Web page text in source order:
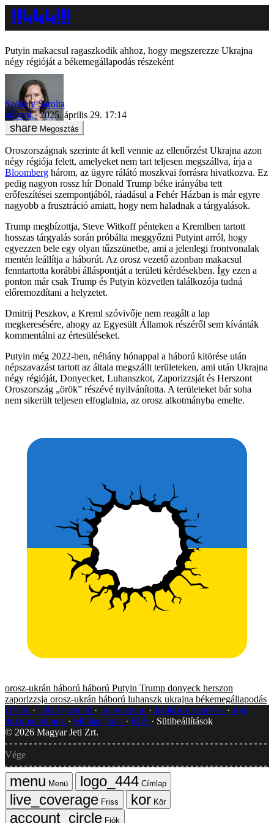
Putyin makacsul ragaszkodik ahhoz, hogy megszerezze Ukrajna
négy régióját a békemegállapodás részeként
Székely Sarolta
háború
2025. április 29. 17:14
Megosztás
Oroszországnak szerinte át kell vennie az ellenőrzést Ukrajna azon
négy régiója felett, amelyeket nem tart teljesen megszállva, írja a
Bloomberg három, az ügyre rálátó moszkvai forrásra hivatkozva. Ez
pedig nagyon rossz hír Donald Trump béke irányába tett
erőfeszítései szempontjából, ráadásul a Fehér Házban is már egyre
nagyobb a frusztráció amiatt, hogy nem haladnak a tárgyalások.
Trump megbízottja, Steve Witkoff pénteken a Kremlben tartott
hosszas tárgyalás során próbálta meggyőzni Putyint arról, hogy
egyezzen bele egy olyan tűzszünetbe, ami a jelenlegi frontvonalak
mentén leállítja a háborút. Az orosz vezető azonban makacsul
fenntartotta korábbi álláspontját a területi kérdésekben. Így ezen a
ponton már csak Trump és Putyin közvetlen találkozója tudná
előremozdítani a helyzetet.
Dmitrij Peszkov, a Kreml szóvivője nem reagált a lap
megkeresésére, ahogy az Egyesült Államok részéről sem kívánták
kommentálni az értesüléseket.
Putyin még 2022-ben, néhány hónappal a háború kitörése után
népszavazást tartott az általa megszállt területeken, ami után Ukrajna
négy régióját, Donyecket, Luhanszkot, Zaporizzsját és Herszont
Oroszország „örök” részévé nyilvánította. A területeket bár soha
nem sikerült teljesen elfoglalnia, az orosz alkotmányba emelte.
orosz-ukrán háború háború Putyin Trump donyeck herszon
zaporizzsja orosz-ukrán háború luhanszk ukrajna békemegállapodás
GYIK
Hibát jelentek Impresszum Javítások kezelése
Jogi
dokumentumok
Médiaajánlat RSS
Sütibeállítások
© 2026 Magyar Jeti Zrt.
Vége
Menü
Címlap
Friss
Kör
Fiók